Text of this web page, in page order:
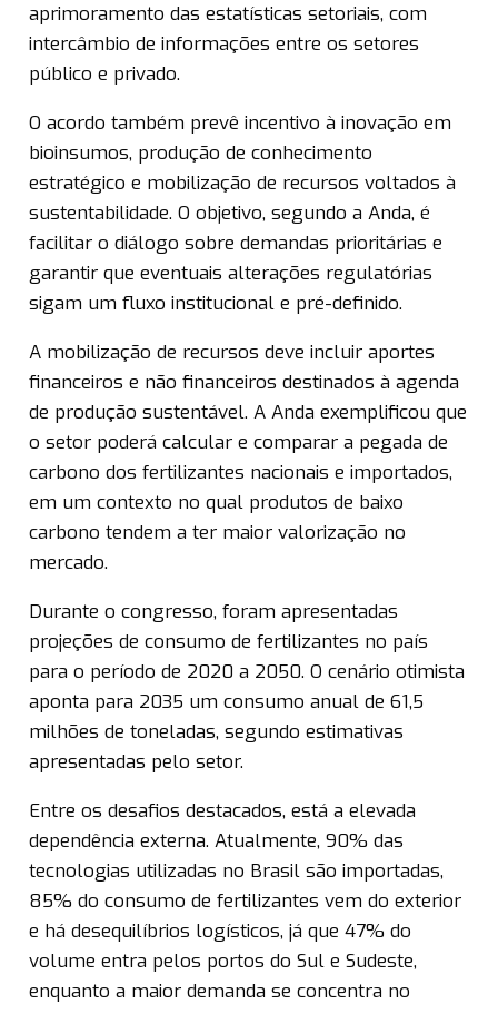
aprimoramento das estatísticas setoriais, com
intercâmbio de informações entre os setores
público e privado.
O acordo também prevê incentivo à inovação em
bioinsumos, produção de conhecimento
estratégico e mobilização de recursos voltados à
sustentabilidade. O objetivo, segundo a Anda, é
facilitar o diálogo sobre demandas prioritárias e
garantir que eventuais alterações regulatórias
sigam um fluxo institucional e pré-definido.
A mobilização de recursos deve incluir aportes
financeiros e não financeiros destinados à agenda
de produção sustentável. A Anda exemplificou que
o setor poderá calcular e comparar a pegada de
carbono dos fertilizantes nacionais e importados,
em um contexto no qual produtos de baixo
carbono tendem a ter maior valorização no
mercado.
Durante o congresso, foram apresentadas
projeções de consumo de fertilizantes no país
para o período de 2020 a 2050. O cenário otimista
aponta para 2035 um consumo anual de 61,5
milhões de toneladas, segundo estimativas
apresentadas pelo setor.
Entre os desafios destacados, está a elevada
dependência externa. Atualmente, 90% das
tecnologias utilizadas no Brasil são importadas,
85% do consumo de fertilizantes vem do exterior
e há desequilíbrios logísticos, já que 47% do
volume entra pelos portos do Sul e Sudeste,
enquanto a maior demanda se concentra no